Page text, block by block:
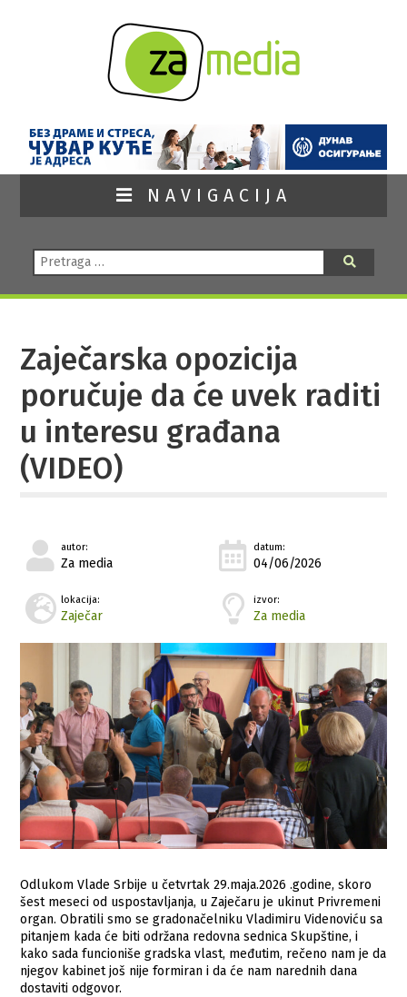
NAVIGACIJA
Pretraga:
Zaječarska opozicija
poručuje da će uvek raditi
u interesu građana
(VIDEO)
autor:
Za media
datum:
04/06/2026
lokacija:
Zaječar
izvor:
Za media
Odlukom Vlade Srbije u četvrtak 29.maja.2026 .godine, skoro
šest meseci od uspostavljanja, u Zaječaru je ukinut Privremeni
organ. Obratili smo se gradonačelniku Vladimiru Videnoviću sa
pitanjem kada će biti održana redovna sednica Skupštine, i
kako sada funcioniše gradska vlast, međutim, rečeno nam je da
njegov kabinet još nije formiran i da će nam narednih dana
dostaviti odgovor.